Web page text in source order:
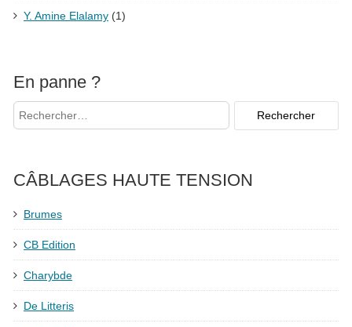
Y. Amine Elalamy (1)
En panne ?
CÂBLAGES HAUTE TENSION
Brumes
CB Edition
Charybde
De Litteris